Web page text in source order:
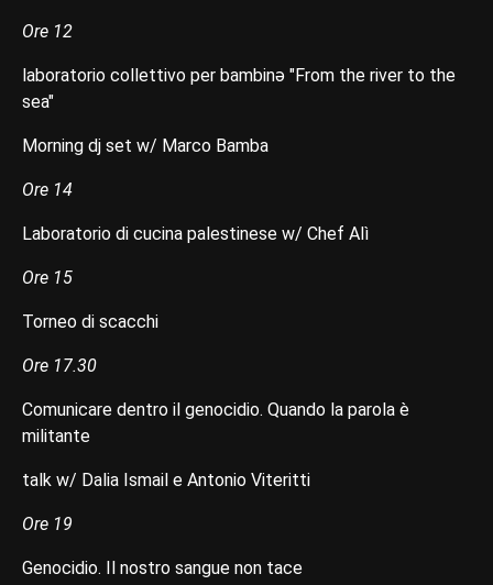
Ore 12
laboratorio collettivo per bambinə "From the river to the
sea"
Morning dj set w/ Marco Bamba
Ore 14
Laboratorio di cucina palestinese w/ Chef Alì
Ore 15
Torneo di scacchi
Ore 17.30
Comunicare dentro il genocidio. Quando la parola è
militante
talk w/ Dalia Ismail e Antonio Viteritti
Ore 19
Genocidio. Il nostro sangue non tace